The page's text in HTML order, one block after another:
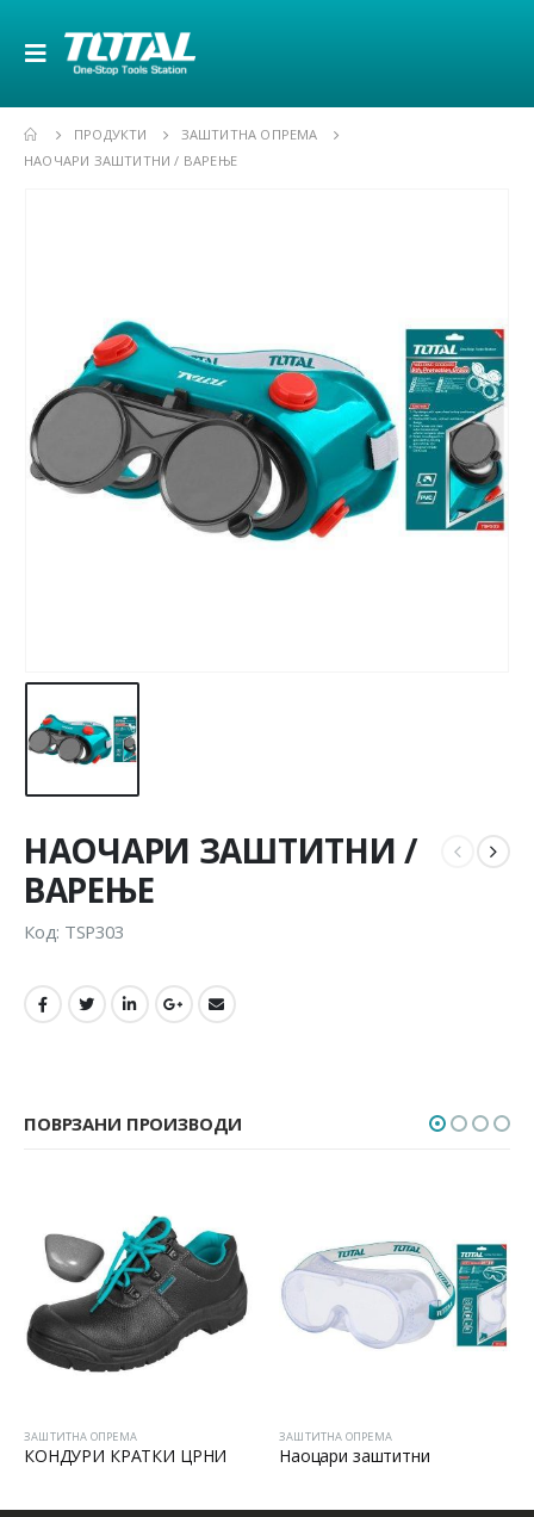
ПРОДУКТИ
ЗАШТИТНА ОПРЕМА
НАОЧАРИ ЗАШТИТНИ / ВАРЕЊЕ
НАОЧАРИ ЗАШТИТНИ /
ВАРЕЊЕ
Код: TSP303
ПОВРЗАНИ ПРОИЗВОДИ
ЗАШТИТНА ОПРЕМА
КОНДУРИ КРАТКИ ЦРНИ
ЗАШТИТНА ОПРЕМА
Наоцари заштитни